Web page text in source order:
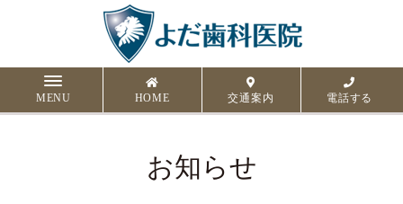
MENU HOME 交通案内 電話する
お知らせ